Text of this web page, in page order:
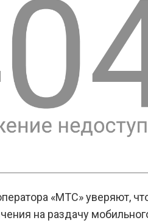
«МТС» уверяют,
на раздачу